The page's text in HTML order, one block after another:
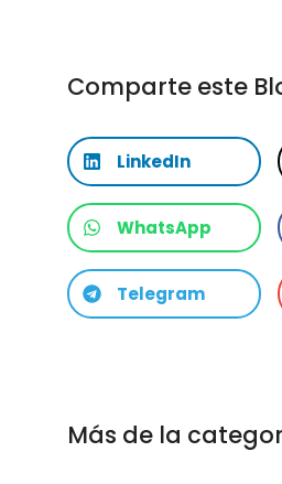
Comparte este
LinkedIn
WhatsApp
Telegram
Más de la